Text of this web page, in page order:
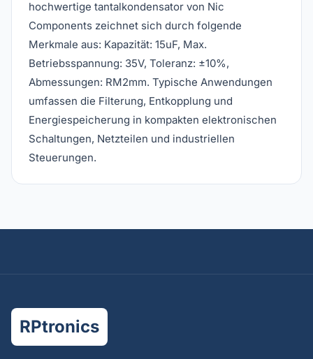
hochwertige tantalkondensator von Nic
Components zeichnet sich durch folgende
Merkmale aus: Kapazität: 15uF, Max.
Betriebsspannung: 35V, Toleranz: ±10%,
Abmessungen: RM2mm. Typische Anwendungen
umfassen die Filterung, Entkopplung und
Energiespeicherung in kompakten elektronischen
Schaltungen, Netzteilen und industriellen
Steuerungen.
RPtronics